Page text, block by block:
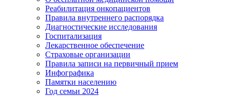
Реабилитация онкопациентов
Правила внутреннего распорядка
Диагностические исследования
Госпитализация
Лекарственное обеспечение
Страховые организации
Правила записи на первичный прием
Инфографика
Памятки населению
Год семьи 2024